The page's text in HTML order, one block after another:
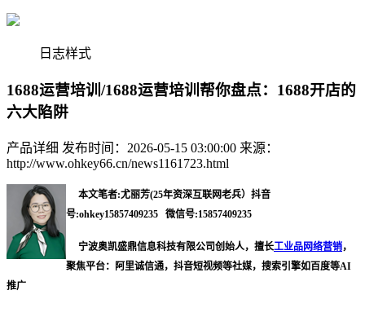
日志样式
1688运营培训/1688运营培训帮你盘点：1688开店的
六大陷阱
产品详细 发布时间：2026-05-15 03:00:00 来源：
http://www.ohkey66.cn/news1161723.html
本文笔者:尤丽芳(25年资深互联网老兵）抖音
号:ohkey15857409235 微信号:15857409235
宁波奥凯盛鼎信息科技有限公司创始人，擅长工业品网络营销，
聚焦平台：阿里诚信通，抖音短视频等社媒，搜索引擎如百度等AI
推广